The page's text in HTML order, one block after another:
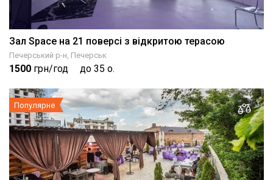
Зал Space на 21 поверсі з відкритою терасою
Печерський р-н, Печерськ
1500 грн/год до 35 о.
Популярне